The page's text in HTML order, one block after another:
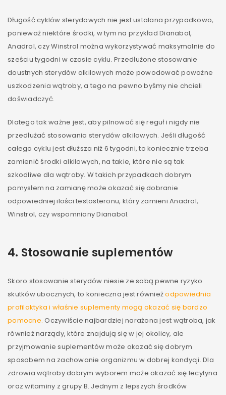
Długość cyklów sterydowych nie jest ustalana przypadkowo,
ponieważ niektóre środki, w tym na przykład Dianabol,
Anadrol, czy Winstrol można wykorzystywać maksymalnie do
sześciu tygodni w czasie cyklu. Przedłużone stosowanie
doustnych sterydów alkilowych może powodować poważne
uszkodzenia wątroby, a tego na pewno byśmy nie chcieli
doświadczyć.
Dlatego tak ważne jest, aby pilnować się reguł i nigdy nie
przedłużać stosowania sterydów alkilowych. Jeśli długość
całego cyklu jest dłuższa niż 6 tygodni, to koniecznie trzeba
zamienić środki alkilowych, na takie, które nie są tak
szkodliwe dla wątroby. W takich przypadkach dobrym
pomysłem na zamianę może okazać się dobranie
odpowiedniej ilości testosteronu, który zamieni Anadrol,
Winstrol, czy wspomniany Dianabol.
4. Stosowanie suplementów
Skoro stosowanie sterydów niesie ze sobą pewne ryzyko
skutków ubocznych, to konieczna jest równieżodpowiednia
profilaktyka i właśnie suplementy mogą okazać się bardzo
pomocne. Oczywiście najbardziej narażona jest wątroba, jak
również narządy, które znajdują się w jej okolicy, ale
przyjmowanie suplementów może okazać się dobrym
sposobem na zachowanie organizmu w dobrej kondycji. Dla
zdrowia wątroby dobrym wyborem może okazać się lecytyna
oraz witaminy z grupy B. Jednym z lepszych środków